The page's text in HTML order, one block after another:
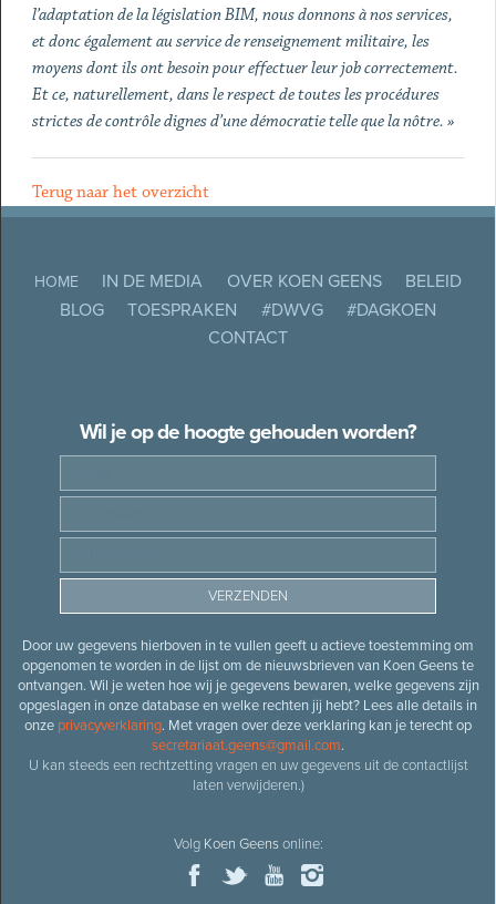
l’adaptation de la législation BIM, nous donnons à nos services,
et donc également au service de renseignement militaire, les
moyens dont ils ont besoin pour effectuer leur job correctement.
Et ce, naturellement, dans le respect de toutes les procédures
strictes de contrôle dignes d’une démocratie telle que la nôtre. »
Terug naar het overzicht
HOME IN DE MEDIA OVER KOEN GEENS
BELEID
BLOG
TOESPRAKEN #DWVG
#DAGKOEN
CONTACT
Wil je op de hoogte gehouden worden?
Door uw gegevens hierboven in te vullen geeft u actieve toestemming om
opgenomen te worden in de lijst om de nieuwsbrieven van Koen Geens te
ontvangen. Wil je weten hoe wij je gegevens bewaren, welke gegevens zijn
opgeslagen in onze database en welke rechten jij hebt? Lees alle details in
onze privacyverklaring. Met vragen over deze verklaring kan je terecht op
secretariaat.geens@gmail.com.
U kan steeds een rechtzetting vragen en uw gegevens uit de contactlijst
laten verwijderen.)
Volg Koen Geensonline: